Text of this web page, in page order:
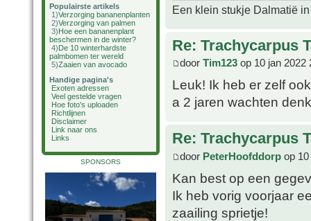
Populairste artikels
1)Verzorging bananenplanten
2)Verzorging van palmen
3)Hoe een bananenplant
beschermen in de winter?
4)De 10 winterhardste
palmbomen ter wereld
5)Zaaien van avocado
Handige pagina's
Exoten adressen
Veel gestelde vragen
Hoe foto's uploaden
Richtlijnen
Disclaimer
Link naar ons
Links
SPONSORS
Een klein stukje Dalmatië
Re: Trachycarpus
door Tim123 op 10 jan 2022
Leuk! Ik heb er zelf
a 2 jaren wachten
Re: Trachycarpus
door PeterHoofddorp op
Kan best op een
Ik heb vorig voorjaar
zaailing sprietje!